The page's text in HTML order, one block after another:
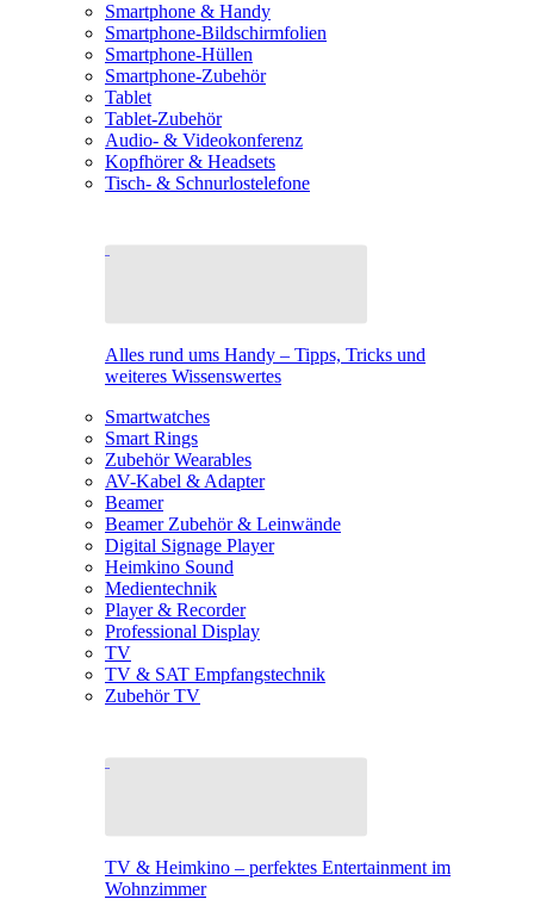
Smartphone & Handy
Smartphone-Bildschirmfolien
Smartphone-Hüllen
Smartphone-Zubehör
Tablet
Tablet-Zubehör
Audio- & Videokonferenz
Kopfhörer & Headsets
Tisch- & Schnurlostelefone
Alles rund ums Handy – Tipps, Tricks und
weiteres Wissenswertes
Smartwatches
Smart Rings
Zubehör Wearables
AV-Kabel & Adapter
Beamer
Beamer Zubehör & Leinwände
Digital Signage Player
Heimkino Sound
Medientechnik
Player & Recorder
Professional Display
TV
TV & SAT Empfangstechnik
Zubehör TV
TV & Heimkino – perfektes Entertainment im
Wohnzimmer